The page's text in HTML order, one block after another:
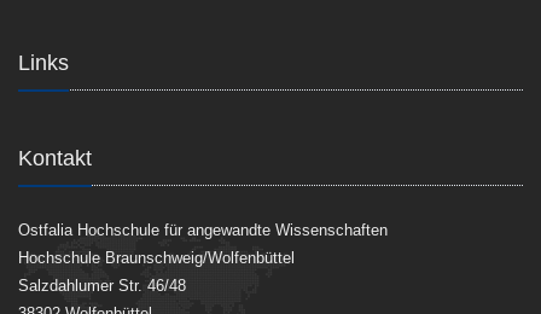
Links
Kontakt
Ostfalia Hochschule für angewandte Wissenschaften
Hochschule Braunschweig/Wolfenbüttel
Salzdahlumer Str. 46/48